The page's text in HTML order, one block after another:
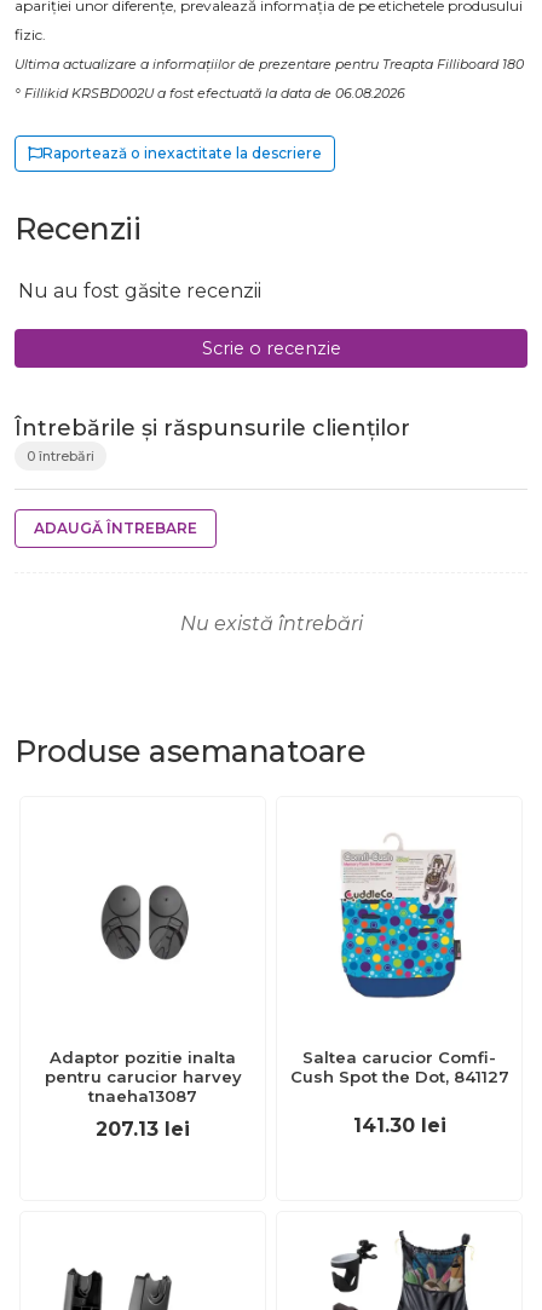
apariției unor diferențe, prevalează informația de pe etichetele produsului
fizic.
Ultima actualizare a informațiilor de prezentare pentru Treapta Filliboard 180
° Fillikid KRSBD002U a fost efectuată la data de 06.08.2026
Raportează o inexactitate la descriere
Recenzii
Nu au fost găsite recenzii
Scrie o recenzie
Întrebările și răspunsurile clienților
0 întrebări
ADAUGĂ ÎNTREBARE
Nu există întrebări
Produse asemanatoare
Adaptor pozitie inalta
pentru carucior harvey
tnaeha13087
207.13 lei
Saltea carucior Comfi-
Cush Spot the Dot, 841127
141.30 lei